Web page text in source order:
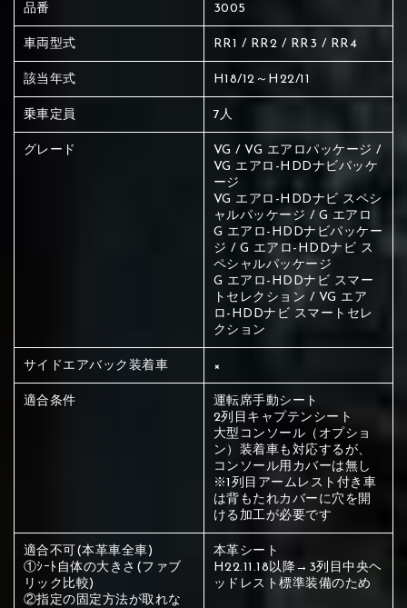
赤く塗られている場所を選択
メイン生地は下記16種類からご選択ください。
②Gray ③Red
赤く塗られている部分にカラ
ー選択ください
サブ生地は下記16種類からご選択ください。
①Beige ②Gray ③Red
赤く塗られている場所を選択
刺繍は下記21種類からご選択ください。
赤く塗られている場所を選択
ください
刺繍は下記21種類からご選択ください。
赤く塗られている場所を選択
ください
刺繍は下記21種類からご選択ください。
品番 3005
車両型式 RR1 / RR2 / RR3 / RR4
該当年式 H18/12～H22/11
乗車定員 7人
グレード
VG / VG エアロパッケージ /
VG エアロ-HDDナビパッケ
ージ
VG エアロ-HDDナビ スペシ
ャルパッケージ / G エアロ
G エアロ-HDDナビパッケー
ジ / G エアロ-HDDナビ ス
ペシャルパッケージ
G エアロ-HDDナビ スマー
トセレクション / VG エア
ロ-HDDナビ スマートセレ
クション
サイドエアバック装着車 ×
適合条件
運転席手動シート
2列目キャプテンシート
大型コンソール（オプショ
ン）装着車も対応するが、
コンソール用カバーは無し
※1列目アームレスト付き車
は背もたれカバーに穴を開
ける加工が必要です
適合不可(本革車全車)
①ｼｰﾄ自体の大きさ(ファブ
リック比較)
②指定の固定方法が取れな
本革シート
H22.11.18以降→3列目中央ヘ
ッドレスト標準装備のため